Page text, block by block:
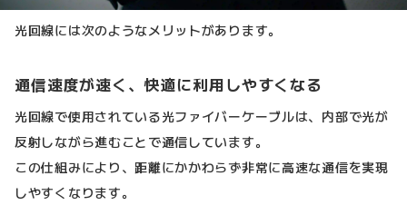
光回線には次のようなメリットがあります。
通信速度が速く、快適に利用しやすくなる
光回線で使用されている光ファイバーケーブルは、内部で光が
反射しながら進むことで通信しています。
この仕組みにより、距離にかかわらず非常に高速な通信を実現
しやすくなります。